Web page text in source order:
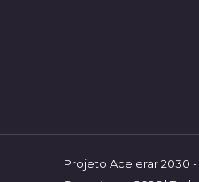
Projeto Acelerar 2030